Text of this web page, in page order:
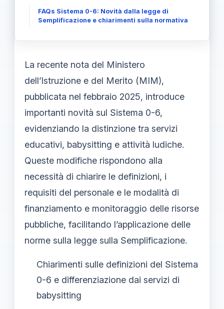
FAQs Sistema 0-6: Novità dalla legge di
Semplificazione e chiarimenti sulla normativa
La recente nota del Ministero
dell’Istruzione e del Merito (MIM),
pubblicata nel febbraio 2025, introduce
importanti novità sul Sistema 0-6,
evidenziando la distinzione tra servizi
educativi, babysitting e attività ludiche.
Queste modifiche rispondono alla
necessità di chiarire le definizioni, i
requisiti del personale e le modalità di
finanziamento e monitoraggio delle risorse
pubbliche, facilitando l’applicazione delle
norme sulla legge sulla Semplificazione.
Chiarimenti sulle definizioni del Sistema
0-6 e differenziazione dai servizi di
babysitting